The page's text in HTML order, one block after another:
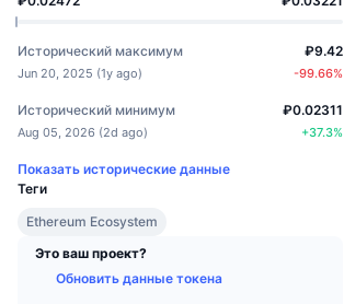
Исторический максимум
Jun 20, 2025 (1y ago)
₽9.42
-99.66%
Исторический минимум
Aug 05, 2026 (2d ago)
₽0.02311
+37.3%
Показать исторические данные
Теги
Ethereum Ecosystem
Это ваш проект?
Обновить данные токена